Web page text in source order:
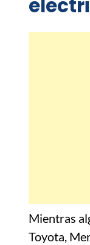
Mientras
Toyota,